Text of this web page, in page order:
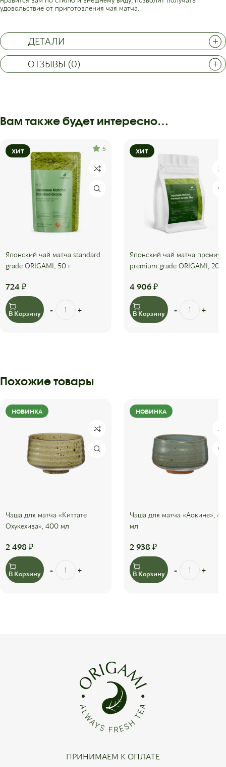
удовольствие от приготовления чая матча.
ДЕТАЛИ
ОТЗЫВЫ (0)
Вам также будет интересно…
ХИТ 5
Японский чай матча standard
grade ORIGAMI, 50 г
724 ₽
В Корзину
ХИТ
Японский чай матча премиум
premium grade ORIGAMI, 200
4 906 ₽
В Корзину
Похожие товары
НОВИНКА
Чаша для матча «Киттате
Охукехива», 400 мл
2 498 ₽
В Корзину
НОВИНКА
Чаша для матча «Аокине»,
мл
2 938 ₽
В Корзину
ПРИНИМАЕМ К ОПЛАТЕ